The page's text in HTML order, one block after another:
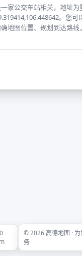
家公交车站相关，地址
。您
地图位置、规划到达路
© 2026 高德地图 ·
务